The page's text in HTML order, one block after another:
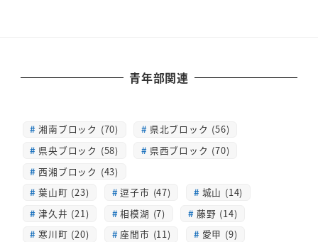
青年部関連
湘南ブロック (70)
県北ブロック (56)
県央ブロック (58)
県西ブロック (70)
西湘ブロック (43)
葉山町 (23)
逗子市 (47)
城山 (14)
津久井 (21)
相模湖 (7)
藤野 (14)
寒川町 (20)
座間市 (11)
愛甲 (9)